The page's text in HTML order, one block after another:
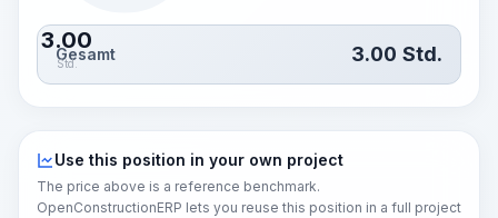
3.00
Std.
Gesamt 3.00 Std.
Use this position in your own project
The price above is a reference benchmark.
OpenConstructionERP lets you reuse this position in a full project